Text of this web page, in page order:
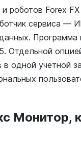
роботов Forex
сервиса —
Отдельной
одной учетной
Монитор,